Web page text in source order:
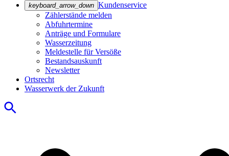
keyboard_arrow_down Kundenservice
Zählerstände melden
Abfuhrtermine
Anträge und Formulare
Wasserzeitung
Meldestelle für Versöße
Bestandsauskunft
Newsletter
Ortsrecht
Wasserwerk der Zukunft